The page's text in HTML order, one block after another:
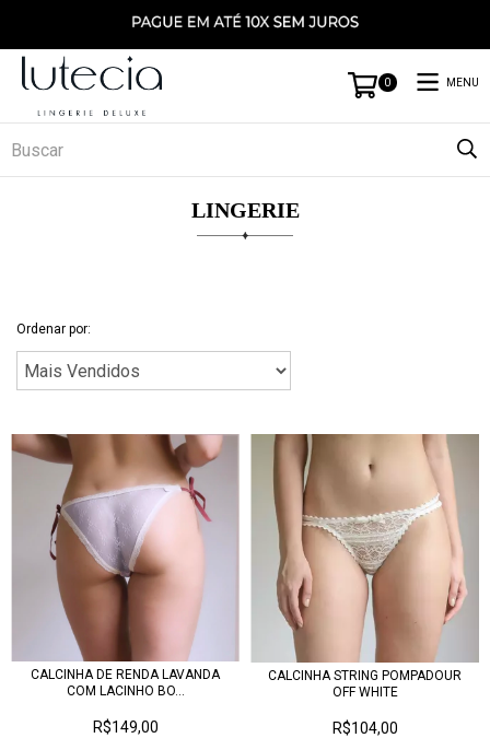
0 MENU
LINGERIE
Ordenar por:
CALCINHA DE RENDA LAVANDA
COM LACINHO BO...
R$149,00
CALCINHA STRING POMPADOUR
OFF WHITE
R$104,00